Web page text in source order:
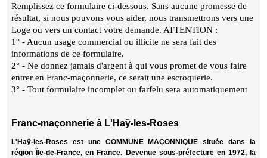
Franc-maçonnerie à L'Haÿ-les-Roses
L'Haÿ-les-Roses est une COMMUNE MAÇONNIQUEsituée dans la
région Île-de-France, en France. Devenue sous-préfecture en 1972, la